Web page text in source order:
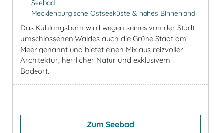
Seebad
Mecklenburgische Ostseeküste & nahes Binnenland
Das Kühlungsborn wird wegen seines von der Stadt
umschlossenen Waldes auch die Grüne Stadt am
Meer genannt und bietet einen Mix aus reizvoller
Architektur, herrlicher Natur und exklusivem
Badeort.
Zum Seebad